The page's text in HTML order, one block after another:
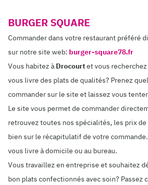
BURGER SQUARE
Commander dans votre restaurant préféré
sur notre site web: burger-square78.fr
Vous habitez à Drocourtet vous
vous livre des plats de qualités? Prenez
commander sur le site et laissez vous
Le site vous permet de commander
retrouvez toutes nos spécialités, les prix
bien sur le récapitulatif de votre
vous livre à domicile ou au bureau.
Vous travaillez en entreprise et souhaitez
bon plats confectionnés avec soin? Passez